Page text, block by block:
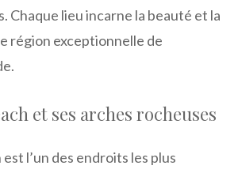
Chaque lieu incarne la beauté et la
région exceptionnelle de
et ses arches rocheuses
l’un des endroits les plus